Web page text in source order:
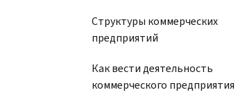
Структуры коммерческих
предприятий
Как вести деятельность
коммерческого предприятия